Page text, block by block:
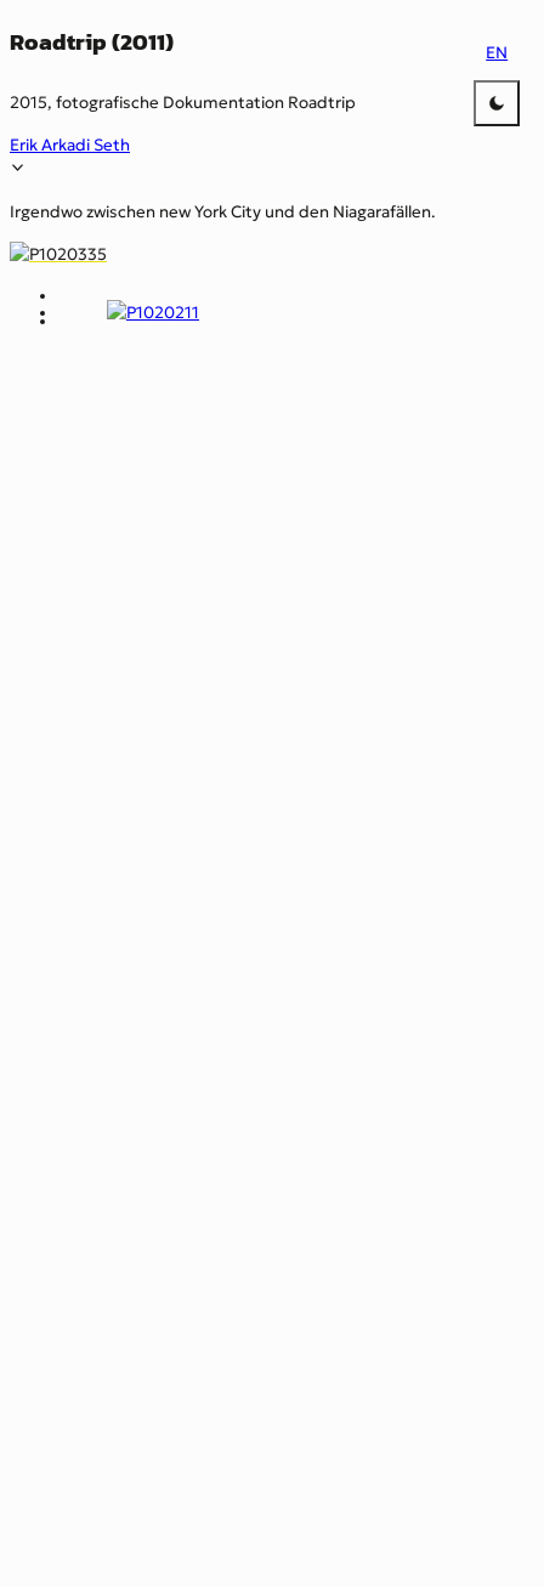
Roadtrip (2011)
2015, fotografische Dokumentation Roadtrip
Erik Arkadi Seth
EN
Irgendwo zwischen new York City und den Niagarafällen.